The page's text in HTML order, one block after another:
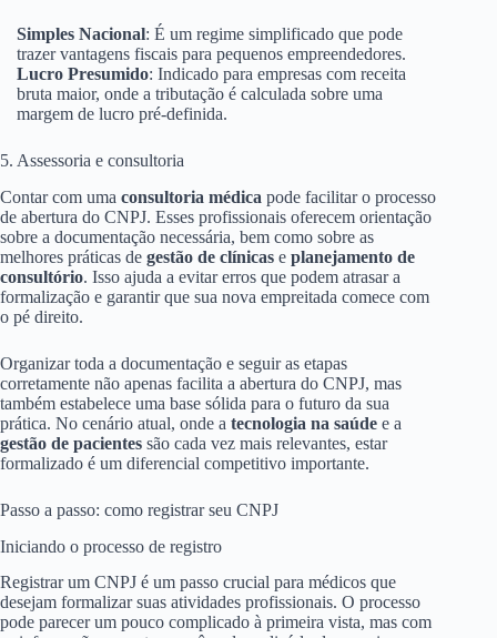
Simples Nacional: É um regime simplificado que pode
trazer vantagens fiscais para pequenos empreendedores.
Lucro Presumido: Indicado para empresas com receita
bruta maior, onde a tributação é calculada sobre uma
margem de lucro pré-definida.
5. Assessoria e consultoria
Contar com uma consultoria médica pode facilitar o processo
de abertura do CNPJ. Esses profissionais oferecem orientação
sobre a documentação necessária, bem como sobre as
melhores práticas de gestão de clínicas e planejamento de
consultório. Isso ajuda a evitar erros que podem atrasar a
formalização e garantir que sua nova empreitada comece com
o pé direito.
Organizar toda a documentação e seguir as etapas
corretamente não apenas facilita a abertura do CNPJ, mas
também estabelece uma base sólida para o futuro da sua
prática. No cenário atual, onde a tecnologia na saúde e a
gestão de pacientes são cada vez mais relevantes, estar
formalizado é um diferencial competitivo importante.
Passo a passo: como registrar seu CNPJ
Iniciando o processo de registro
Registrar um CNPJ é um passo crucial para médicos que
desejam formalizar suas atividades profissionais. O processo
pode parecer um pouco complicado à primeira vista, mas com